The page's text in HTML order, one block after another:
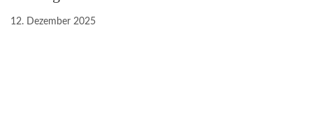
12. Dezember 2025